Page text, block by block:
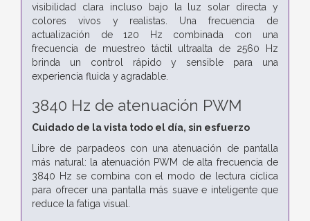
visibilidad clara incluso bajo la luz solar directa y
colores vivos y realistas. Una frecuencia de
actualización de 120 Hz combinada con una
frecuencia de muestreo táctil ultraalta de 2560 Hz
brinda un control rápido y sensible para una
experiencia fluida y agradable.
3840 Hz de atenuación PWM
Cuidado de la vista todo el día, sin esfuerzo
Libre de parpadeos con una atenuación de pantalla
más natural: la atenuación PWM de alta frecuencia de
3840 Hz se combina con el modo de lectura cíclica
para ofrecer una pantalla más suave e inteligente que
reduce la fatiga visual.